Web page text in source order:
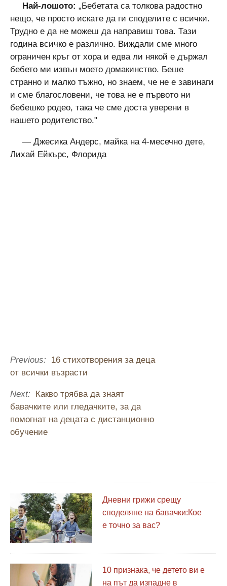
Най-лошото: „Бебетата са толкова радостно
нещо, че просто искате да ги споделите с всички.
Трудно е да не можеш да направиш това. Тази
година всичко е различно. Виждали сме много
ограничен кръг от хора и едва ли някой е държал
бебето ми извън моето домакинство. Беше
странно и малко тъжно, но знаем, че не е завинаги
и сме благословени, че това не е първото ни
бебешко родео, така че сме доста уверени в
нашето родителство."
— Джесика Андерс, майка на 4-месечно дете,
Лихай Ейкърс, Флорида
Previous:
16 стихотворения за деца
от всички възрасти
Next:
Какво трябва да знаят
бавачките или гледачките, за да
помогнат на децата с дистанционно
обучение
Дневни грижи срещу
споделяне на бавачки:Кое
е точно за вас?
10 признака, че детето ви е
на път да изпадне в